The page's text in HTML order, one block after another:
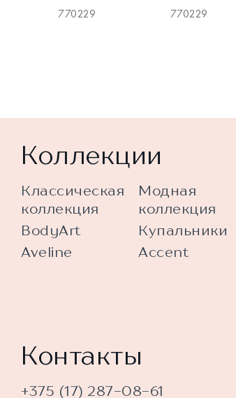
770229 770229
Коллекции
Классическая
коллекция
BodyArt
Aveline
Модная
коллекция
Купальники
Accent
Контакты
+375 (17) 287-08-61